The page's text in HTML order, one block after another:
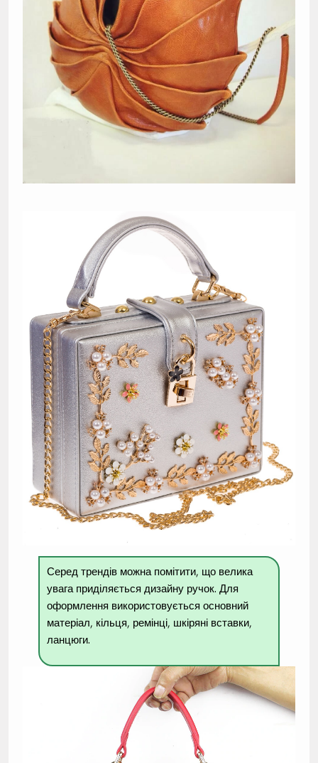
Серед трендів можна помітити, що велика
увага приділяється дизайну ручок. Для
оформлення використовується основний
матеріал, кільця, ремінці, шкіряні вставки,
ланцюги.